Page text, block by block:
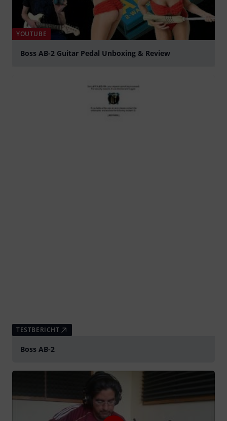
YOUTUBE
Boss AB-2 Guitar Pedal Unboxing & Review
TESTBERICHT
Boss AB-2